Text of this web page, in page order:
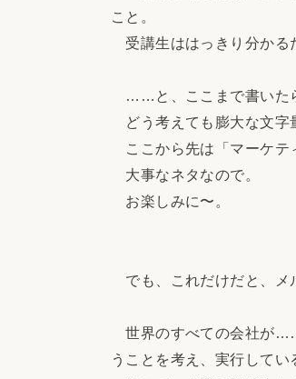
こと。
受講生ははっきり分かる
……と、ここまで書いた
どう考えても膨大な文字
ここから先は「マーケテ
大事なネタなので。
お楽しみに〜。
でも、これだけだと、メ
世界のすべての会社が……
うことを考え、実行してい